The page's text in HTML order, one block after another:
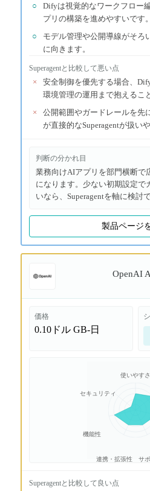
○
Difyは視覚的なワークフロー
プリの構築を進めやすいです。
○
モデル管理や公開導線がそろ
に向きます。
Superagentと比較して悪い点
×
安全制御を優先する場合、
環境管理の運用まで抱えるこ
×
公開範囲やガードレールを先
が直接的なSuperagentが扱い
判断の分かれ目
業務向けAIアプリを部門横断で
になります。少ない初期設定で
いなら、Superagentを軸に検討
製品ページ
OpenAI
価格
0.10ドル GB-日
使いやすさ
サ
連携・拡張性
機能性
セキュリティ
Superagentと比較して良い点